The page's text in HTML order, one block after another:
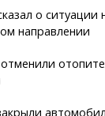
о ситуации
направлении